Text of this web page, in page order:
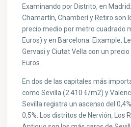
Examinando por Distrito, en
Chamartín, Chamberí y Retiro son
precio medio por metro cuadrado
Euros) y en Barcelona: Eixample,
Gervasi y Ciutat Vella con un
Euros.
En dos de las capitales más
como Sevilla (2.410 €/m2) y
Sevilla registra un ascenso del
0,5%. Los distritos de Nervión, Los